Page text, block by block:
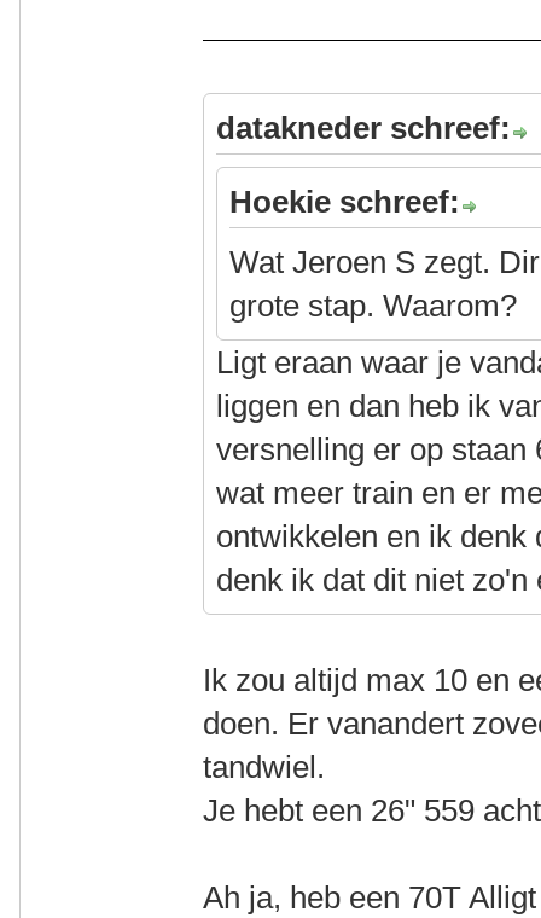
datakneder schreef:
Hoekie schreef:
Wat Jeroen S zegt.
grote stap. Waarom?
Ligt eraan waar je
liggen en dan heb ik
versnelling er op staan
wat meer train en er
ontwikkelen en ik
denk ik dat dit niet
Ik zou altijd max 10 en
doen. Er vanandert
tandwiel.
Je hebt een 26" 559
Ah ja, heb een 70T